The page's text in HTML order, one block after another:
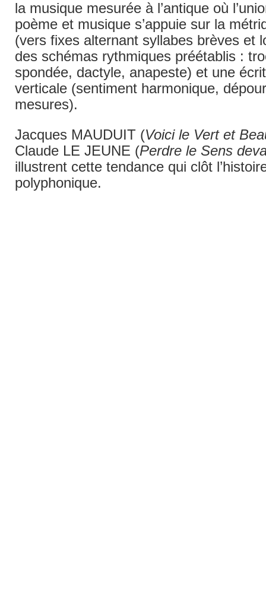
la musique mesurée à l’antique où
poème et musique s’appuie sur la
(vers fixes alternant syllabes brèves et
des schémas rythmiques préétablis :
spondée, dactyle, anapeste) et une
verticale (sentiment harmonique,
mesures).
Jacques MAUDUIT (Voici le Vert et
Claude LE JEUNE (Perdre le Sens
illustrent cette tendance qui clôt
polyphonique.